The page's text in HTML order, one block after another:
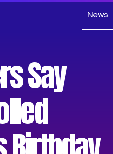
News
Say